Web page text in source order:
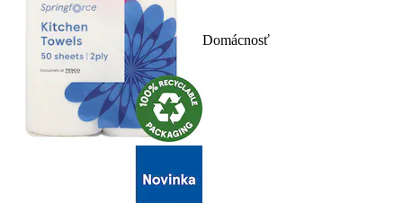
Domácnosť